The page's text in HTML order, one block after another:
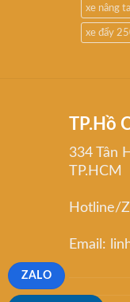
xe nâng
xe đẩy
TP.Hồ
334 Tân
TP.HCM
Hotline/
Email:
ZALO